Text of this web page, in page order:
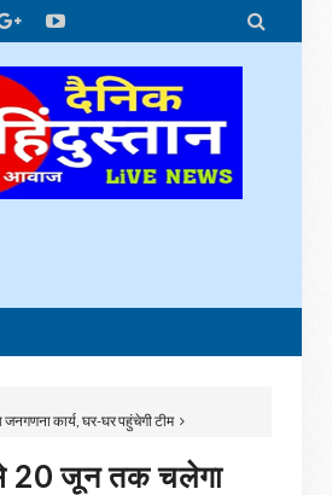

कार्य, घर-घर पहुंचेगी टीम
20 जून तक चलेगा